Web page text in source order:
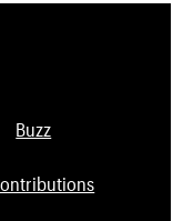
Buzz